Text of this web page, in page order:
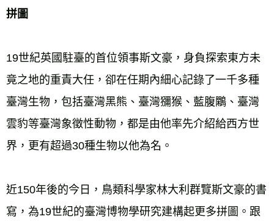
拼圖
19世紀英國駐臺的首位領事斯文豪，身負探索東方未
竟之地的重責大任，卻在任期內細心記錄了一千多種
臺灣生物，包括臺灣黑熊、臺灣獼猴、藍腹鷴、臺灣
雲豹等臺灣象徵性動物，都是由他率先介紹給西方世
界，更有超過30種生物以他為名。
近150年後的今日，鳥類科學家林大利群覽斯文豪的書
寫，為19世紀的臺灣博物學研究建構起更多拼圖。跟